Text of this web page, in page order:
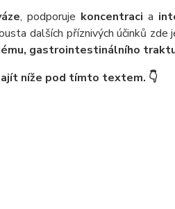
, podporuje koncentraci a
dalších příznivých účinků zde
gastrointestinálního
níže pod tímto textem. 👇